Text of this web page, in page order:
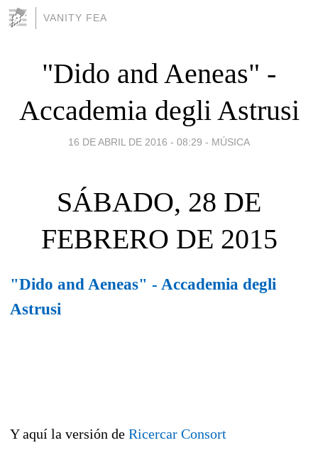
VANITY FEA
"Dido and Aeneas" -
Accademia degli Astrusi
16 DE ABRIL DE 2016 - 08:29 - MÚSICA
SÁBADO, 28 DE
FEBRERO DE 2015
"Dido and Aeneas" - Accademia degli
Astrusi
Y aquí la versión de Ricercar Consort